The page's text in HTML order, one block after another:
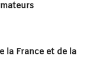
la France et de la